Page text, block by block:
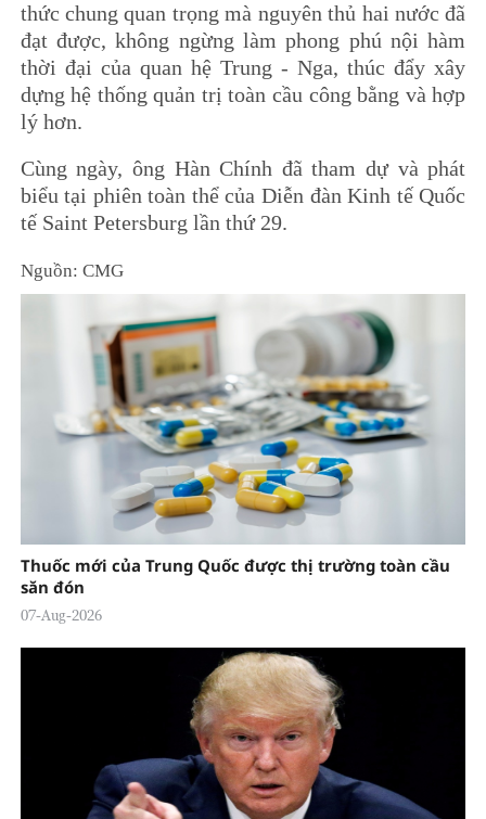
thức chung quan trọng mà nguyên thủ hai nước đã
đạt được, không ngừng làm phong phú nội hàm
thời đại của quan hệ Trung - Nga, thúc đẩy xây
dựng hệ thống quản trị toàn cầu công bằng và hợp
lý hơn.
Cùng ngày, ông Hàn Chính đã tham dự và phát
biểu tại phiên toàn thể của Diễn đàn Kinh tế Quốc
tế Saint Petersburg lần thứ 29.
Nguồn: CMG
Thuốc mới của Trung Quốc được thị trường toàn cầu
săn đón
07-Aug-2026